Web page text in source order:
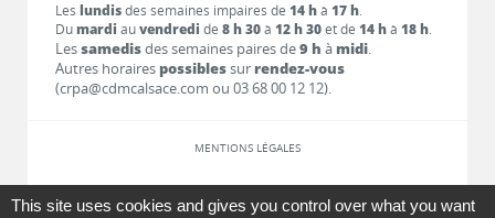
Les lundisdes semaines impaires de 14 hà 17 h.
Dumardi auvendredi de 8 h 30à 12 h 30et de 14 hà 18 h.
Lessamedisdes semaines paires de9 h à midi.
Autres horaires possiblessur rendez-vous
(crpa@cdmcalsace.com ou 03 68 00 12 12).
MENTIONS LÉGALES
LIENS
This site uses cookies and gives you control over what you want